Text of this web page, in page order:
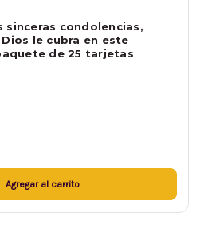
sinceras condolencias,
le cubra en este
de 25 tarjetas
Agregar al carrito